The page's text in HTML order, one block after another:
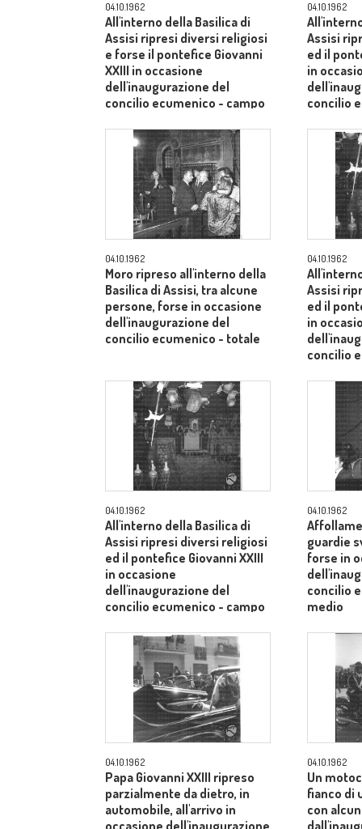
04.10.1962
All'interno della Basilica di
Assisi ripresi diversi religiosi
e forse il pontefice Giovanni
XXIII in occasione
dell'inaugurazione del
concilio ecumenico - campo
04.10.1962
Assisi
ed il
in
concilio
04.10.1962
Moro ripreso all'interno della
Basilica di Assisi, tra alcune
persone, forse in occasione
dell'inaugurazione del
concilio ecumenico - totale
04.10.1962
Assisi
ed il
in
concilio
04.10.1962
All'interno della Basilica di
Assisi ripresi diversi religiosi
ed il pontefice Giovanni XXIII
in occasione
dell'inaugurazione del
concilio ecumenico - campo
04.10.1962
guardie
forse in
concilio
medio
04.10.1962
Papa Giovanni XXIII ripreso
parzialmente da dietro, in
automobile, all'arrivo in
occasione dell'inaugurazione
04.10.1962
Un
fianco di
con